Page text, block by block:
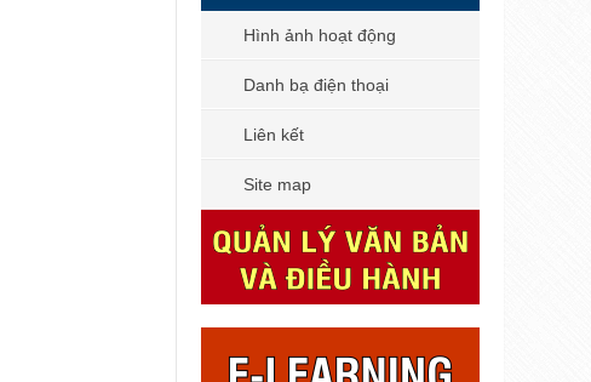
Hình ảnh hoạt động
Danh bạ điện thoại
Liên kết
Site map